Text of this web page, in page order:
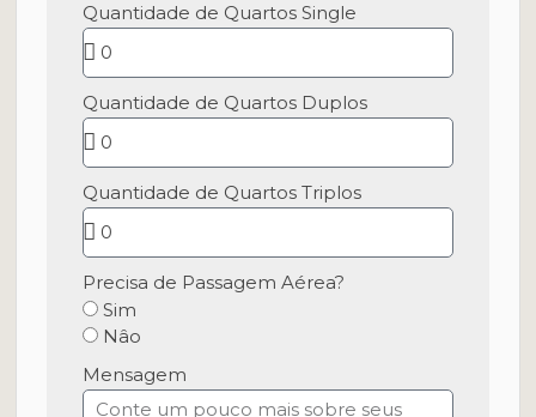
Quantidade de Quartos Single
Quantidade de Quartos Duplos
Quantidade de Quartos Triplos
Precisa de Passagem Aérea?
Sim
Nâo
Mensagem